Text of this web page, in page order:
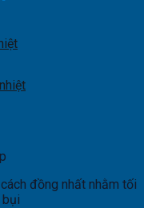
đồng nhất nhằm tối
bụi